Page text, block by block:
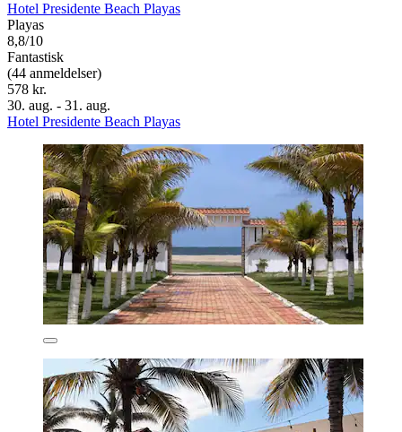
Hotel Presidente Beach Playas
Playas
8,8/10
Fantastisk
(44 anmeldelser)
578 kr.
30. aug. - 31. aug.
Hotel Presidente Beach Playas